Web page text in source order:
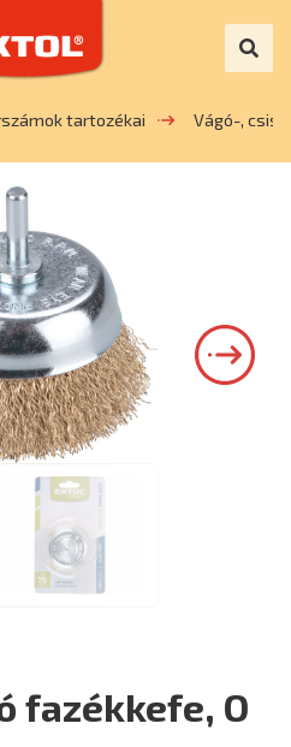
tartozékai Vágó-,
fazékkefe, O